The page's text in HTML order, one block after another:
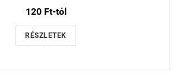
120 Ft-tól
RÉSZLETEK